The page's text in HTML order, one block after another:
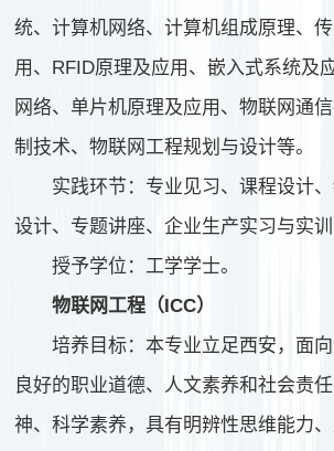
统、计算机网络、计算机组成原理、
用、RFID原理及应用、嵌入式系统及
网络、单片机原理及应用、物联网通
制技术、物联网工程规划与设计等。
实践环节：专业见习、课程设计
设计、专题讲座、企业生产实习与实训
授予学位：工学学士。
物联网工程（ICC）
培养目标：本专业立足西安，面
良好的职业道德、人文素养和社会责
神、科学素养，具有明辨性思维能力